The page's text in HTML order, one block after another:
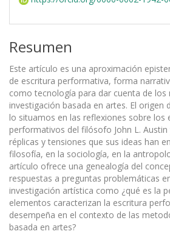
Resumen
Este artículo es una aproximación
de escritura performativa, forma
como tecnología para dar cuenta de los
investigación basada en artes. El origen
lo situamos en las reflexiones sobre los
performativos del filósofo John L. Austin
réplicas y tensiones que sus ideas han
filosofía, en la sociología, en la
artículo ofrece una genealogía del
respuestas a preguntas problemáticas
investigación artística como ¿qué es la
elementos caracterizan la escritura
desempeña en el contexto de las
basada en artes?